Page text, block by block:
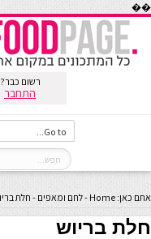
��
רשום כבר?
התחבר
אתם כאן: Home
-לחם ומאפים - חלת
חלת בריוש